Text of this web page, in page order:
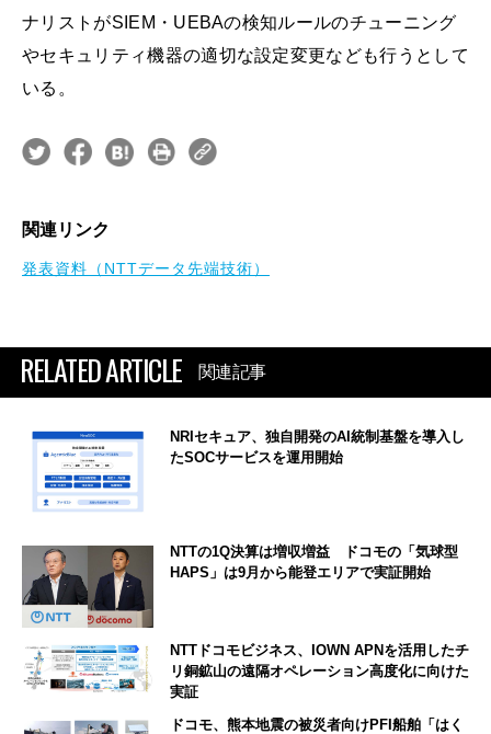
ナリストがSIEM・UEBAの検知ルールのチューニング
やセキュリティ機器の適切な設定変更なども行うとして
いる。
関連リンク
発表資料（NTTデータ先端技術）
RELATED ARTICLE 関連記事
NRIセキュア、独自開発のAI統制基盤を導入し
たSOCサービスを運用開始
NTTの1Q決算は増収増益 ドコモの「気球型
HAPS」は9月から能登エリアで実証開始
NTTドコモビジネス、IOWN APNを活用したチ
リ銅鉱山の遠隔オペレーション高度化に向けた
実証
ドコモ、熊本地震の被災者向けPFI船舶「はく